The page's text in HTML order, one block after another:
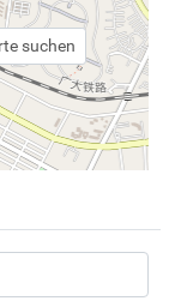
suchen